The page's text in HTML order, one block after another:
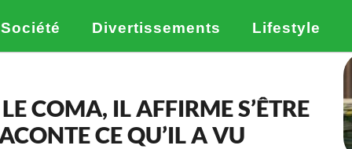
Société Divertissements Lifestyle
COMA, IL AFFIRME S’ÊTRE
CE QU’IL A VU